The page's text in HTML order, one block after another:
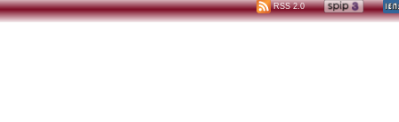
RSS 2.0